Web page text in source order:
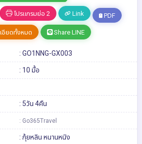
โปรแกรมย่อ 2 Link PDF
อียดทั้งหมด Share LINE
: GO1NNG-GX003
: 10 มื้อ
: 5วัน 4คืน
: Go365Travel
: กุ้ยหลิน หนานหนิง